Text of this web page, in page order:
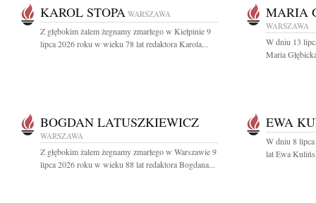
KAROL STOPA WARSZAWA
Z głębokim żalem żegnamy zmarłego w Kiełpinie 9
lipca 2026 roku w wieku 78 lat redaktora Karola...
MARIA
WARSZAWA
W dniu 13
Maria
BOGDAN LATUSZKIEWICZ
WARSZAWA
Z głębokim żalem żegnamy zmarłego w Warszawie 9
lipca 2026 roku w wieku 88 lat redaktora Bogdana...
EWA
W dniu 8
lat Ewa